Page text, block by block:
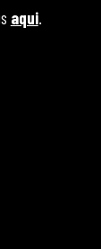
aqui.